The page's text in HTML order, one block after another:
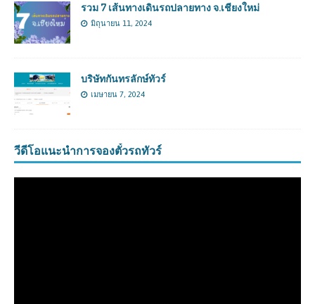
รวม 7 เส้นทางเดินรถปลายทาง จ.เชียงใหม่
มิถุนายน 11, 2024
บริษัทกันทรลักษ์ทัวร์
เมษายน 7, 2024
วีดีโอแนะนำการจองตั๋วรถทัวร์